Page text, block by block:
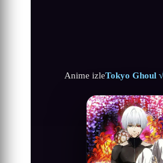
Anime izleTokyo Ghoul